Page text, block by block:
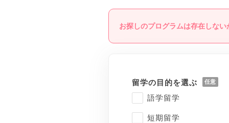
お探しのプログラムは存在しな
留学の目的を選ぶ
語学留学
短期留学